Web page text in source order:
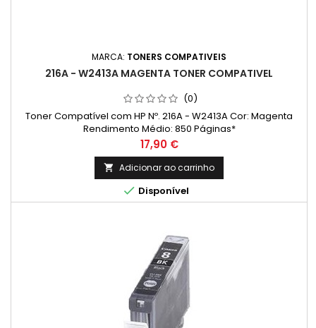
MARCA: TONERS COMPATIVEIS
216A - W2413A MAGENTA TONER COMPATIVEL
(0)
Toner Compatível com HP Nº. 216A - W2413A Cor: Magenta
Rendimento Médio: 850 Páginas*
Preço
17,90 €
 Adicionar ao carrinho
 Disponível